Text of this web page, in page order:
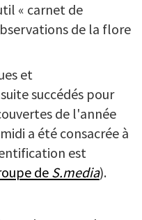
« carnet de
de la flore
et
succédés pour
de l'année
a été consacrée à
est
de S.media).